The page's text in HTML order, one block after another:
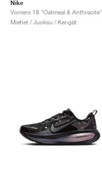
Nike
Vomero 18 "Oatmeal & Anthracite"
Miehet / Juoksu / Kengät